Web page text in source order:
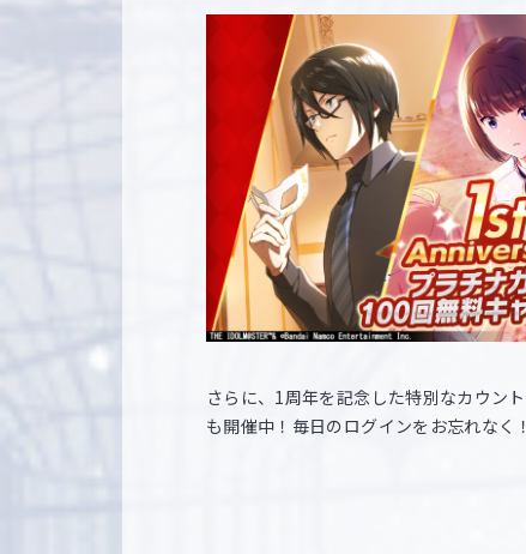
さらに、1周年を記念した特別なカウン
も開催中！毎日のログインをお忘れなく！